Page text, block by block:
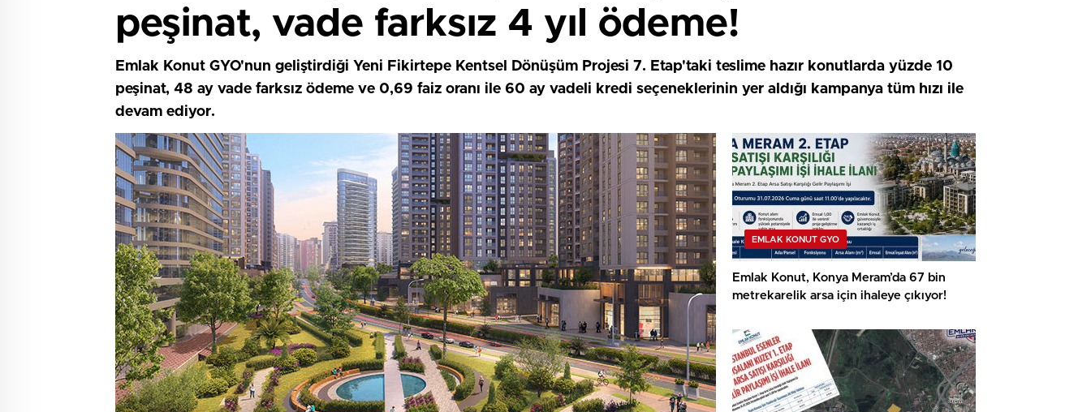
peşinat, vade farksız 4 yıl ödeme!
Emlak Konut GYO'nun geliştirdiği Yeni Fikirtepe Kentsel Dönüşüm Projesi 7. Etap'taki teslime hazır konutlarda yüzde 10
peşinat, 48 ay vade farksız ödeme ve 0,69 faiz oranı ile 60 ay vadeli kredi seçeneklerinin yer aldığı kampanya tüm hızı ile
devam ediyor.
EMLAK KONUT GYO
Emlak Konut, Konya Meram’da 67 bin
metrekarelik arsa için ihaleye çıkıyor!